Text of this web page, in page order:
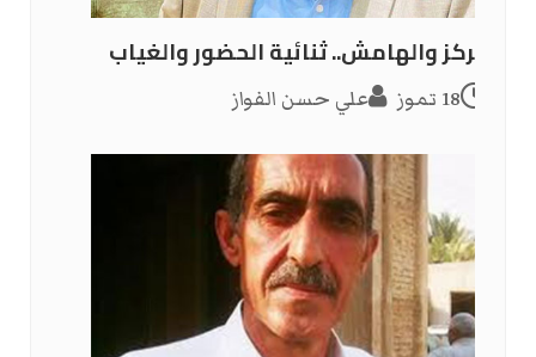
المركز والهامش.. ثنائية الحضور والغياب
18 تموز علي حسن الفواز